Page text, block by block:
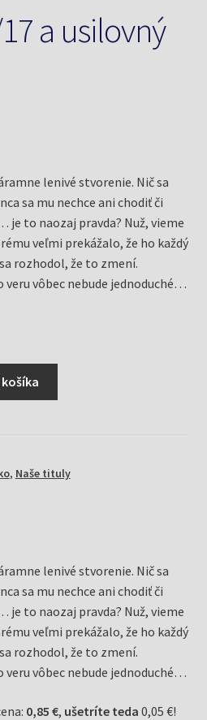
a usilovný
lenivé stvorenie. Nič sa
sa mu nechce ani chodiť či
je to naozaj pravda? Nuž, vieme
veľmi prekážalo, že ho každý
rozhodol, že to zmení.
vôbec nebude jednoduché…
, Naše tituly
lenivé stvorenie. Nič sa
sa mu nechce ani chodiť či
je to naozaj pravda? Nuž, vieme
veľmi prekážalo, že ho každý
rozhodol, že to zmení.
vôbec nebude jednoduché…
0,85 €, ušetríte teda 0,05 €!